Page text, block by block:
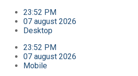
23:52 PM
07 august 2026
Desktop
23:52 PM
07 august 2026
Mobile